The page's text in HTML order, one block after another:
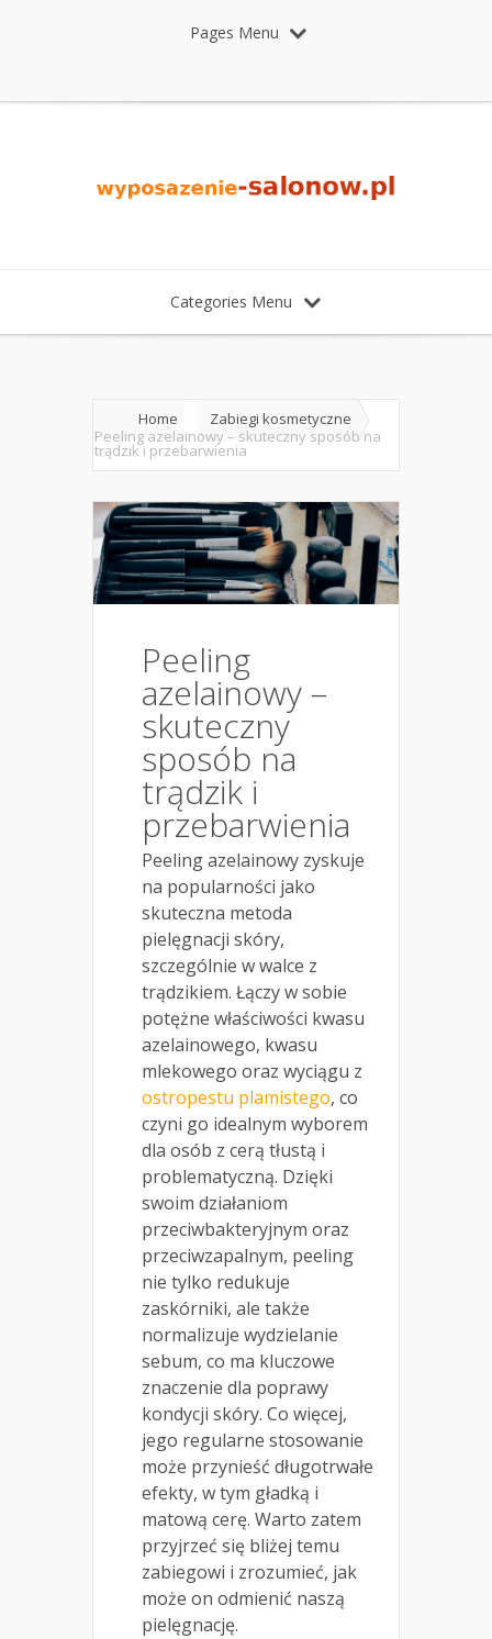
Pages Menu
Categories Menu
Home
Zabiegi kosmetyczne
Peeling azelainowy – skuteczny sposób na
trądzik i przebarwienia
Peeling
azelainowy –
skuteczny
sposób na
trądzik i
przebarwienia
Peeling azelainowy zyskuje
na popularności jako
skuteczna metoda
pielęgnacji skóry,
szczególnie w walce z
trądzikiem. Łączy w sobie
potężne właściwości kwasu
azelainowego, kwasu
mlekowego oraz wyciągu z
ostropestu plamistego, co
czyni go idealnym wyborem
dla osób z cerą tłustą i
problematyczną. Dzięki
swoim działaniom
przeciwbakteryjnym oraz
przeciwzapalnym, peeling
nie tylko redukuje
zaskórniki, ale także
normalizuje wydzielanie
sebum, co ma kluczowe
znaczenie dla poprawy
kondycji skóry. Co więcej,
jego regularne stosowanie
może przynieść długotrwałe
efekty, w tym gładką i
matową cerę. Warto zatem
przyjrzeć się bliżej temu
zabiegowi i zrozumieć, jak
może on odmienić naszą
pielęgnację.